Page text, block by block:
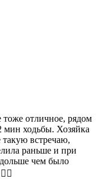
тоже отличное, рядом
мин ходьбы. Хозяйка
встречаю,
раньше и при
чем было